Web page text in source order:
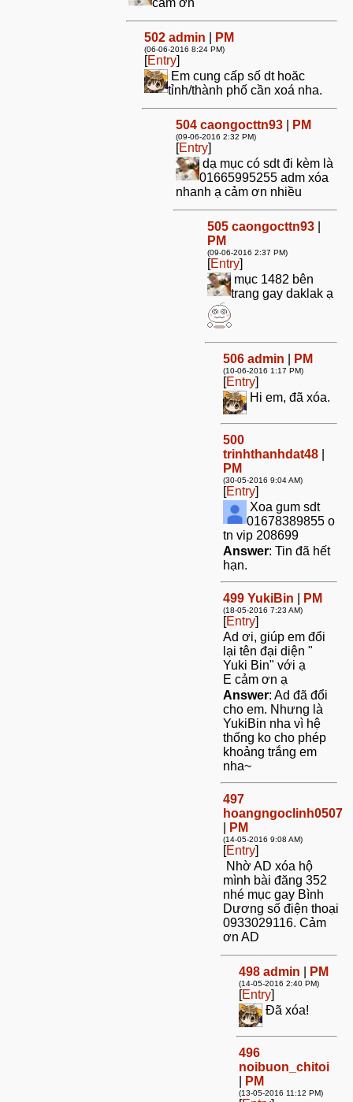
cảm ơn
502 admin PM
(06-06-2016 8:24 PM)
[Entry]
Em cung cấp số dt hoăc
tỉnh/thành phố cần xoá nha.
504 caongocttn93 PM
(09-06-2016 2:32 PM)
[Entry]
dạ mục có sdt đi kèm là
01665995255 adm xóa
nhanh ạ cảm ơn nhiều
505 caongocttn93
PM
(09-06-2016 2:37 PM)
[Entry]
mục 1482 bên
trang gay daklak ạ
506 admin PM
(10-06-2016 1:17 PM)
[Entry]
Hi em, đã xóa.
500
trinhthanhdat48
PM
(30-05-2016 9:04 AM)
[Entry]
Xoa gum sdt
01678389855 o
tn vip 208699
Answer: Tin đã hết
hạn.
499 YukiBin PM
(18-05-2016 7:23 AM)
[Entry]
Ad ơi, giúp em đổi
lại tên đại diện "
Yuki Bin" với ạ
E cảm ơn ạ
Answer: Ad đã đổi
cho em. Nhưng là
YukiBin nha vì hệ
thống ko cho phép
khoảng trắng em
nha~
497
hoangngoclinh0507
PM
(14-05-2016 9:08 AM)
[Entry]
Nhờ AD xóa hộ
mình bài đăng 352
nhé mục gay Bình
Dương số điện thoại
0933029116. Cảm
ơn AD
498 admin PM
(14-05-2016 2:40 PM)
[Entry]
Đã xóa!
496
noibuon_chitoi
PM
(13-05-2016 11:12 PM)